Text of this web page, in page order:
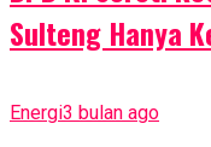
Sulteng Hanya
Energi3 bulan ago